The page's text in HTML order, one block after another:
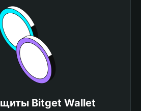
Bitget Wallet